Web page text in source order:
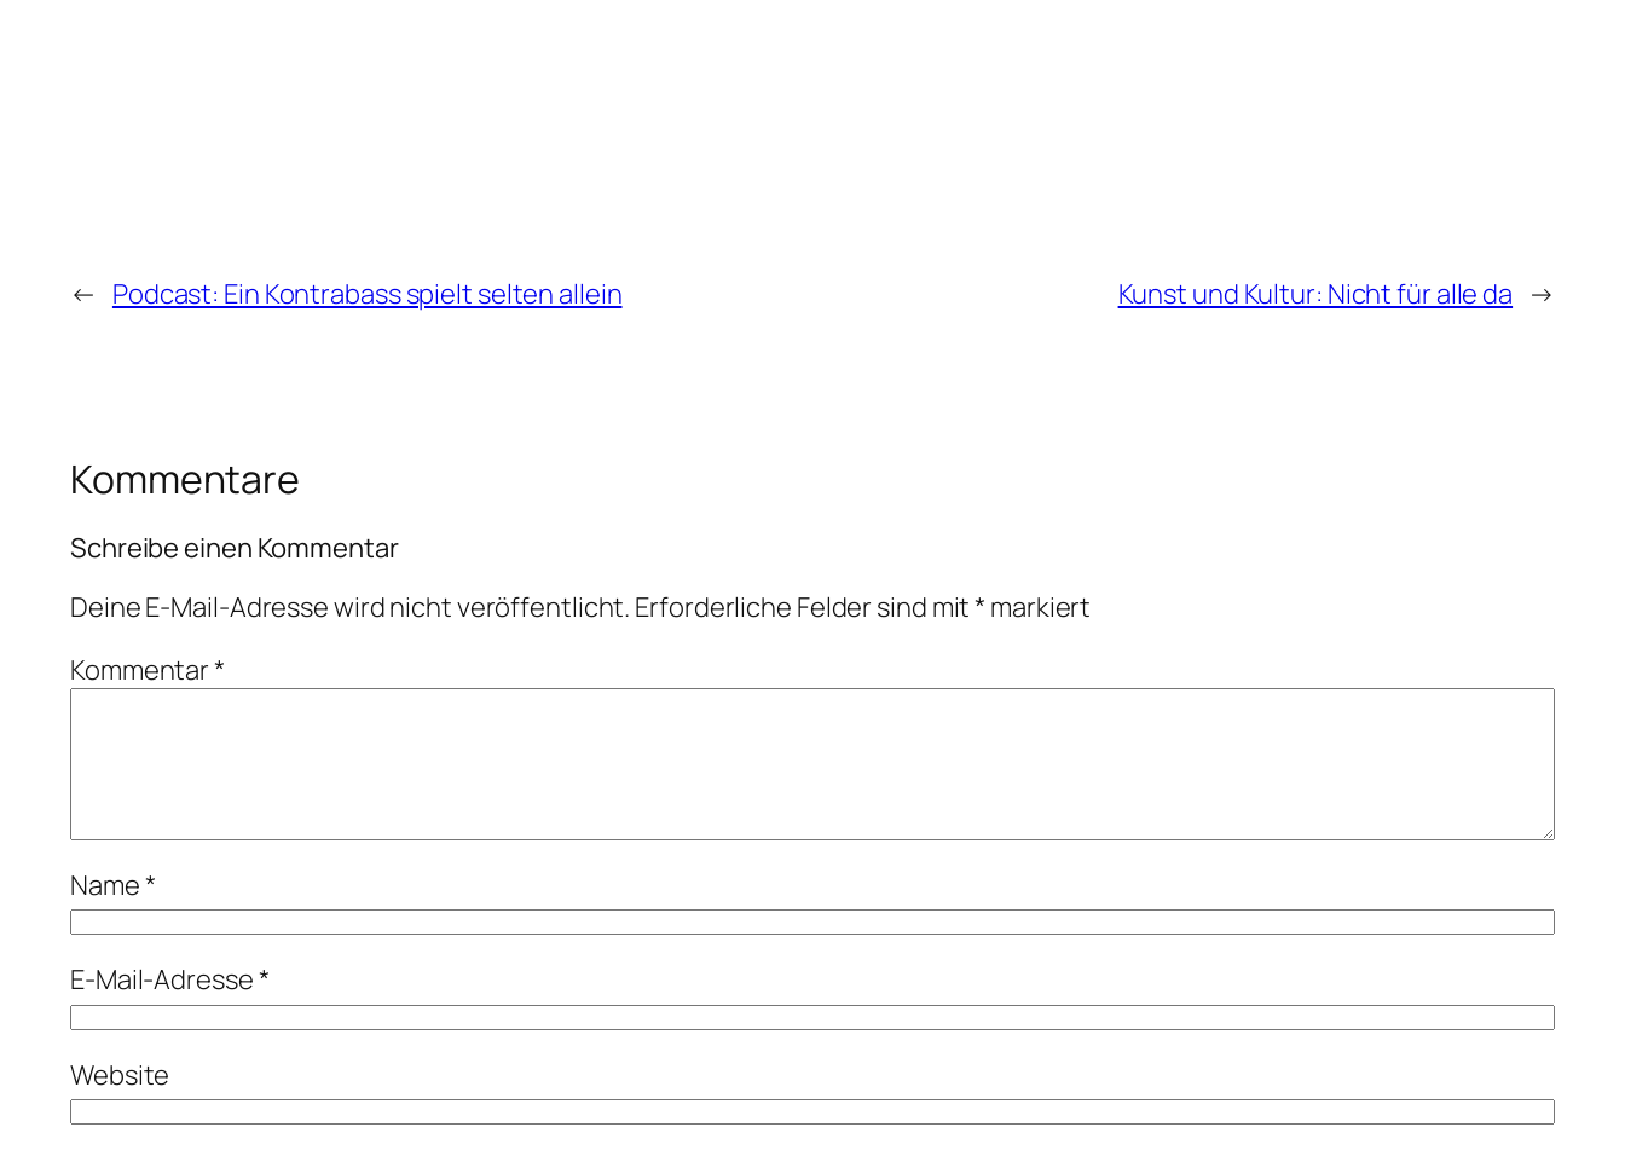
← Podcast: Ein Kontrabass spielt selten allein Kunst und Kultur: Nicht für alle da →
Kommentare
Schreibe einen Kommentar
Deine E-Mail-Adresse wird nicht veröffentlicht. Erforderliche Felder sind mit* markiert
Kommentar*
Name*
E-Mail-Adresse*
Website